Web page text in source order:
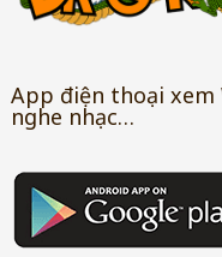
App điện thoại
nghe nhạc…